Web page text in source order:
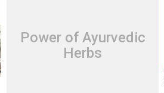
Power of Ayurvedic
Herbs